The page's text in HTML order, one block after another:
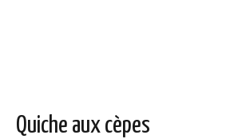
Quiche aux cèpes